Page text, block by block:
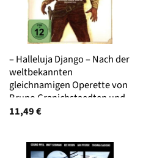
– Halleluja Django – Nach der
weltbekannten
gleichnamigen Operette von
Bruno Granichstaedten und
Ernst Marischka – Western
11,49€